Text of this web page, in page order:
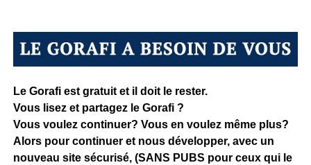
Le Gorafi est gratuit et il doit le rester.
Vous lisez et partagez le Gorafi ?
Vous voulez continuer? Vous en voulez même plus?
Alors pour continuer et nous développer, avec un
nouveau site sécurisé, (SANS PUBS pour ceux qui le